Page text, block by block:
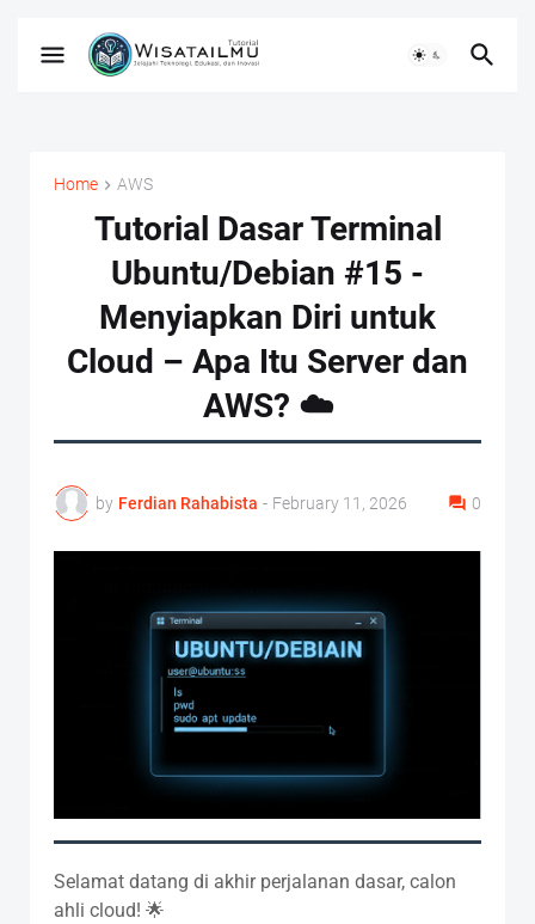
Home AWS
Tutorial Dasar Terminal
Ubuntu/Debian #15 -
Menyiapkan Diri untuk
Cloud – Apa Itu Server dan
AWS? ☁️
by Ferdian Rahabista - February 11, 2026 0
Selamat datang di akhir perjalanan dasar, calon
ahli cloud! 🌟